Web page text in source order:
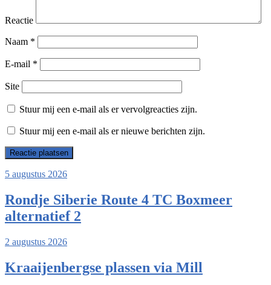
Reactie
Naam *
E-mail *
Site
Stuur mij een e-mail als er vervolgreacties zijn.
Stuur mij een e-mail als er nieuwe berichten zijn.
5 augustus 2026
Rondje Siberie Route 4 TC Boxmeer
alternatief 2
2 augustus 2026
Kraaijenbergse plassen via Mill